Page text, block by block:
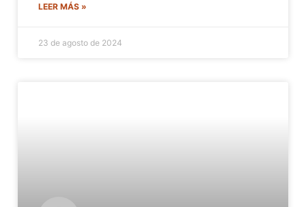
LEER MÁS »
23 de agosto de 2024